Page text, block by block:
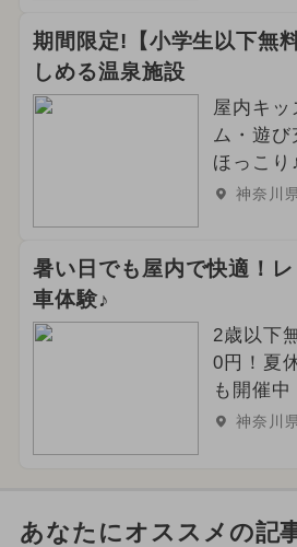
期間限定!【小学生以下無
しめる温泉施設
屋内キッ
ム・遊び
ほっこり
神奈川
暑い日でも屋内で快適！
車体験♪
2歳以下
0円！夏
も開催中
神奈川
あなたにオススメの記